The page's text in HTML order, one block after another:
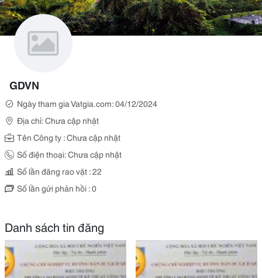
GDVN
Ngày tham gia Vatgia.com: 04/12/2024
Địa chỉ: Chưa cập nhật
Tên Công ty : Chưa cập nhật
Số điện thoại: Chưa cập nhật
Số lần đăng rao vặt : 22
Số lần gửi phản hồi : 0
Danh sách tin đăng